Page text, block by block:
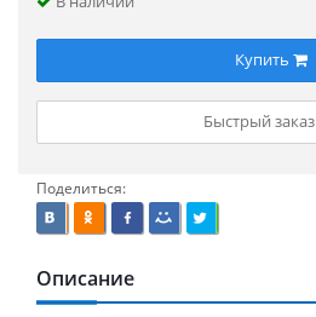
Купить
Быстрый заказ
Поделиться:
Описание